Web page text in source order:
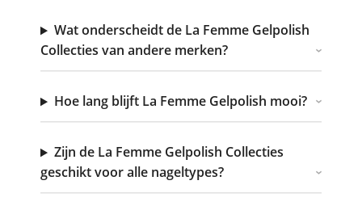
Wat onderscheidt de La Femme Gelpolish
Collecties van andere merken?
Hoe lang blijft La Femme Gelpolish mooi?
Zijn de La Femme Gelpolish Collecties
geschikt voor alle nageltypes?